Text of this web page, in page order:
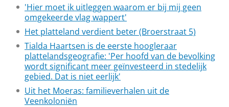
'Hier moet ik uitleggen waarom er bij mij geen
omgekeerde vlag wappert'
Het platteland verdient beter (Broerstraat 5)
Tialda Haartsen is de eerste hoogleraar
plattelandsgeografie: 'Per hoofd van de bevolking
wordt significant meer geïnvesteerd in stedelijk
gebied. Dat is niet eerlijk'
Uit het Moeras: familieverhalen uit de
Veenkoloniën